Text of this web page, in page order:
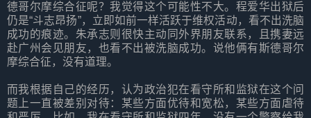
德哥尔摩综合征呢？我觉得这个可能性不大。程爱华出狱后
仍是“斗志昂扬”，立即如前一样活跃于维权活动，看不出洗脑
成功的痕迹。朱承志则很快主动同外界朋友联系，且携妻远
赴广州会见朋友，也看不出被洗脑成功。说他俩有斯德哥尔
摩综合征，没有道理。
而我根据自己的经历，认为政治犯在看守所和监狱在这个问
题上一直被差别对待：某些方面优待和宽松，某些方面虐待